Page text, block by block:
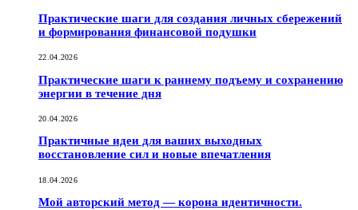
Практические шаги для создания личных сбережений
и формирования финансовой подушки
22.04.2026
Практические шаги к раннему подъему и сохранению
энергии в течение дня
20.04.2026
Практичные идеи для ваших выходных
восстановление сил и новые впечатления
18.04.2026
Мой авторский метод — корона идентичности.